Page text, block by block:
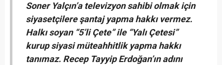
Soner Yalçın’a televizyon sahibi olmak için
siyasetçilere şantaj yapma hakkı vermez.
Halkı soyan “5’li Çete” ile “Yalı Çetesi”
kurup siyasi müteahhitlik yapma hakkı
tanımaz. Recep Tayyip Erdoğan’ın adını